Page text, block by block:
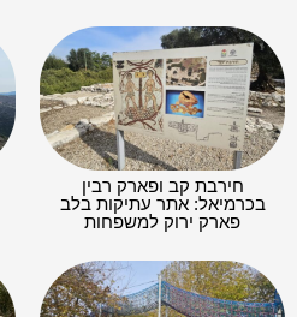
חירבת קב ופארק רבין
בכרמיאל: אתר עתיקות בלב
פארק ירוק למשפחות